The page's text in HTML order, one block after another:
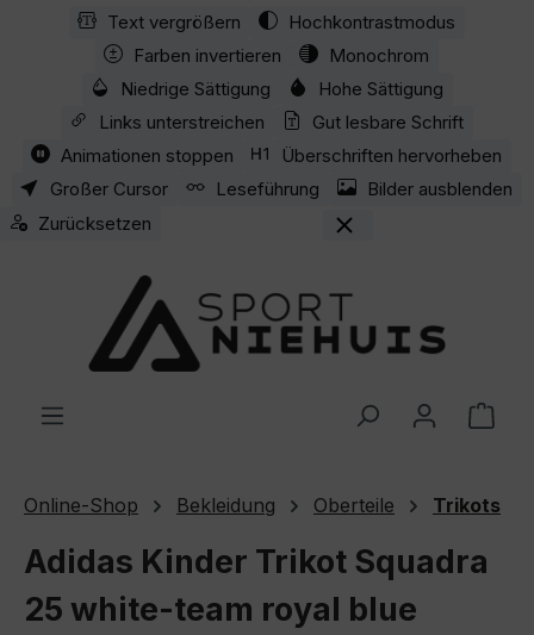
Zum Hauptinhalt springen
Text vergrößern
Hochkontrastmodus
Farben invertieren
Monochrom
Niedrige Sättigung
Hohe Sättigung
Links unterstreichen
Gut lesbare Schrift
Animationen stoppen
Überschriften hervorheben
Großer Cursor
Leseführung
Bilder ausblenden
Zurücksetzen
Online-Shop Bekleidung Oberteile Trikots
Adidas Kinder Trikot Squadra
25 white-team royal blue